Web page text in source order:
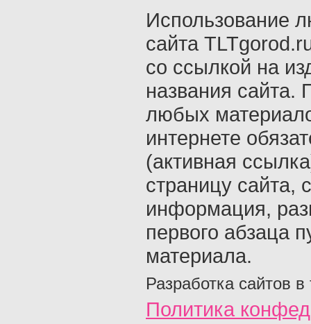
Использование
сайта
со ссылкой на
названия сайта.
любых
интернете
(активная
страницу сайта,
информация,
первого абзаца
материала.
Разработка сайтов в
Политика